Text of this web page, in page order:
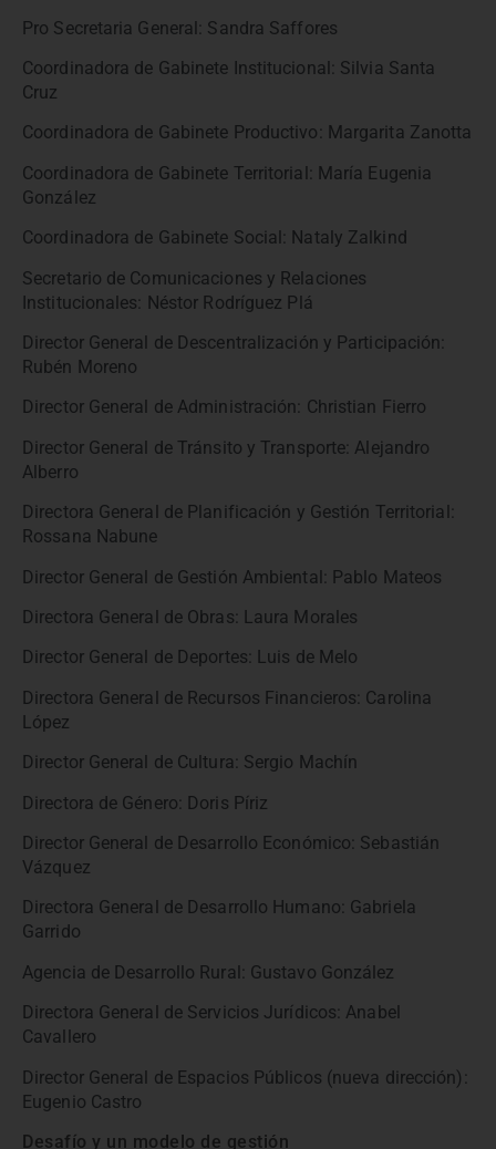
Pro Secretaria General: Sandra Saffores
Coordinadora de Gabinete Institucional: Silvia Santa
Cruz
Coordinadora de Gabinete Productivo: Margarita Zanotta
Coordinadora de Gabinete Territorial: María Eugenia
González
Coordinadora de Gabinete Social: Nataly Zalkind
Secretario de Comunicaciones y Relaciones
Institucionales: Néstor Rodríguez Plá
Director General de Descentralización y Participación:
Rubén Moreno
Director General de Administración: Christian Fierro
Director General de Tránsito y Transporte: Alejandro
Alberro
Directora General de Planificación y Gestión Territorial:
Rossana Nabune
Director General de Gestión Ambiental: Pablo Mateos
Directora General de Obras: Laura Morales
Director General de Deportes: Luis de Melo
Directora General de Recursos Financieros: Carolina
López
Director General de Cultura: Sergio Machín
Directora de Género: Doris Píriz
Director General de Desarrollo Económico: Sebastián
Vázquez
Directora General de Desarrollo Humano: Gabriela
Garrido
Agencia de Desarrollo Rural: Gustavo González
Directora General de Servicios Jurídicos: Anabel
Cavallero
Director General de Espacios Públicos (nueva dirección):
Eugenio Castro
Desafío y un modelo de gestión